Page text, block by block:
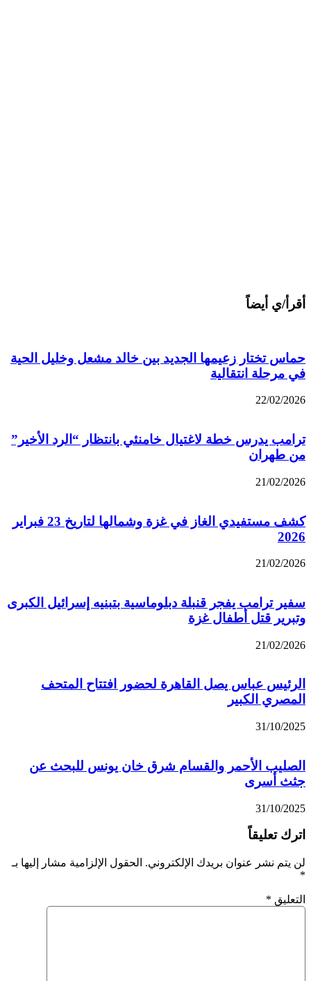
أقرأ/ي أيضاً
حماس تختار زعيمها الجديد بين خالد مشعل وخليل الحية
في مرحلة انتقالية
22/02/2026
ترامب يدرس خطة لاغتيال خامنئي بانتظار “الرد الأخير”
من طهران
21/02/2026
كشف مستفيدي الغاز في غزة وشمالها لتاريخ 23 فبراير
2026
21/02/2026
سفير ترامب يفجر قنبلة دبلوماسية بتبنيه إسرائيل الكبرى
وتبرير قتل أطفال غزة
21/02/2026
الرئيس عباس يصل القاهرة لحضور افتتاح المتحف
المصري الكبير
31/10/2025
الصليب الأحمر والقسام شرق خان يونس للبحث عن
جثث أسرى
31/10/2025
اترك تعليقاً
لن يتم نشر عنوان بريدك الإلكتروني. الحقول الإلزامية مشار إليها بـ
*
التعليق *